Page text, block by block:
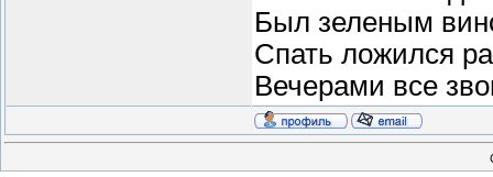
Был зеленым
Спать ложился
Вечерами все